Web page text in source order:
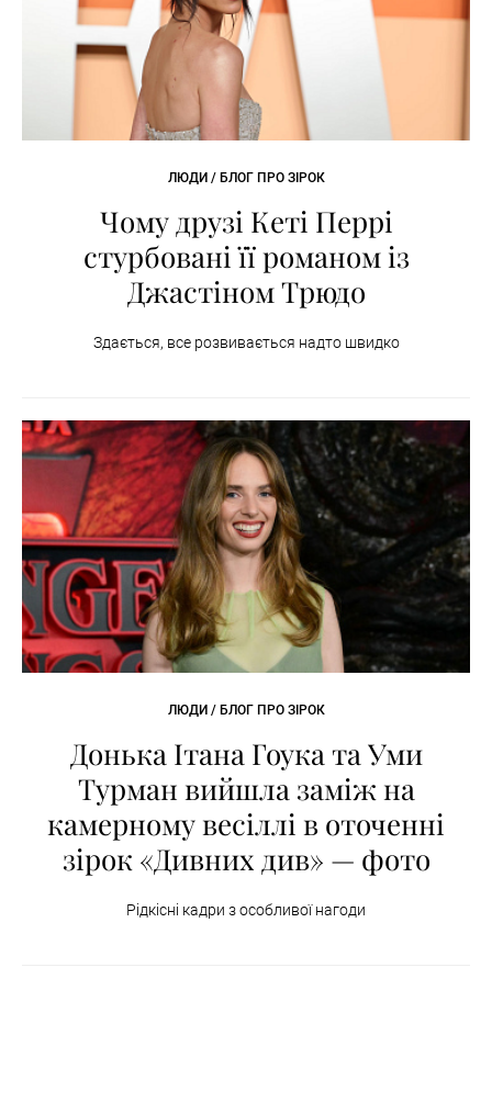
ЛЮДИ / БЛОГ ПРО ЗІРОК
Чому друзі Кеті Перрі
стурбовані її романом із
Джастіном Трюдо
Здається, все розвивається надто швидко
ЛЮДИ / БЛОГ ПРО ЗІРОК
Донька Ітана Гоука та Уми
Турман вийшла заміж на
камерному весіллі в оточенні
зірок «Дивних див» — фото
Рідкісні кадри з особливої нагоди